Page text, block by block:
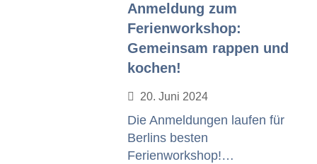
Anmeldung zum
Ferienworkshop:
Gemeinsam rappen und
kochen!
20. Juni 2024
Die Anmel­dun­gen laufen für
Berlins besten
Ferienworkshop!…